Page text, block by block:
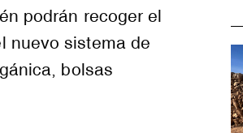
podrán recoger el
nuevo sistema de
bolsas